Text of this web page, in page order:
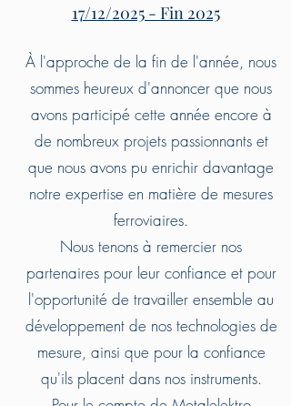
17/12/2025 - Fin 2025
À l'approche de la fin de l'année, nous
sommes heureux d'annoncer que nous
avons participé cette année encore à
de nombreux projets passionnants et
que nous avons pu enrichir davantage
notre expertise en matière de mesures
ferroviaires.
Nous tenons à remercier nos
partenaires pour leur confiance et pour
l'opportunité de travailler ensemble au
développement de nos technologies de
mesure, ainsi que pour la confiance
qu'ils placent dans nos instruments.